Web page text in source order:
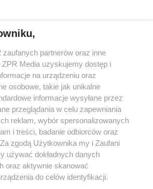
w serwisie nie może być powielany i
dalej rozpowszechniany w jakikolwiek sposób (w
lub mechaniczny) na jakimkolwiek polu
formie, włącznie z umieszczaniem w
zgody właściciela praw. Jakiekolwiek użycie lub
w całości lub w części z naruszeniem prawa,
jest zabronione pod groźbą kary i może być
zaufanych partnerów oraz inne
Media uzyskujemy dostęp i
na urządzeniu oraz
osobowe, takie jak unikalne
informacje wysyłane przez
przeglądania w celu zapewniania
reklam, wybór spersonalizowanych
i treści, badanie odbiorców oraz
zgodą Użytkownika my i Zaufani
używać dokładnych danych
oraz aktywnie skanować
do celów identyfikacji.